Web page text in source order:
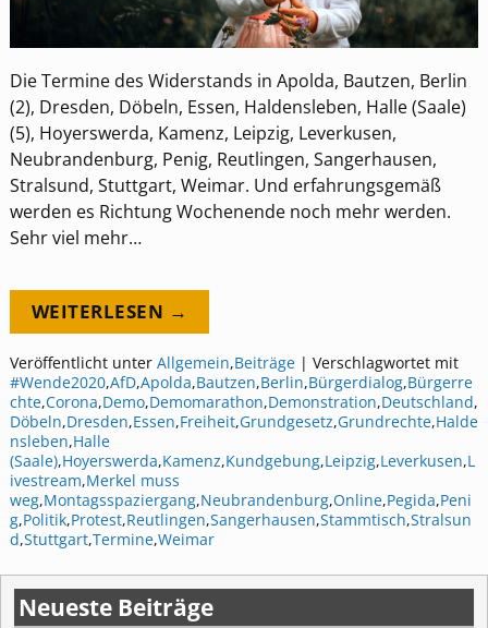
Die Termine des Widerstands in Apolda, Bautzen, Berlin
(2), Dresden, Döbeln, Essen, Haldensleben, Halle (Saale)
(5), Hoyerswerda, Kamenz, Leipzig, Leverkusen,
Neubrandenburg, Penig, Reutlingen, Sangerhausen,
Stralsund, Stuttgart, Weimar. Und erfahrungsgemäß
werden es Richtung Wochenende noch mehr werden.
Sehr viel mehr…
WEITERLESEN →
Veröffentlicht unter Allgemein,Beiträge| Verschlagwortet mit
#Wende2020,AfD,Apolda,Bautzen,Berlin,Bürgerdialog,Bürgerre
chte,Corona,Demo,Demomarathon,Demonstration,Deutschland,
Döbeln,Dresden,Essen,Freiheit,Grundgesetz,Grundrechte,Halde
nsleben,Halle
(Saale),Hoyerswerda,Kamenz,Kundgebung,Leipzig,Leverkusen,L
ivestream,Merkel muss
weg,Montagsspaziergang,Neubrandenburg,Online,Pegida,Peni
g,Politik,Protest,Reutlingen,Sangerhausen,Stammtisch,Stralsun
d,Stuttgart,Termine,Weimar
Neueste Beiträge